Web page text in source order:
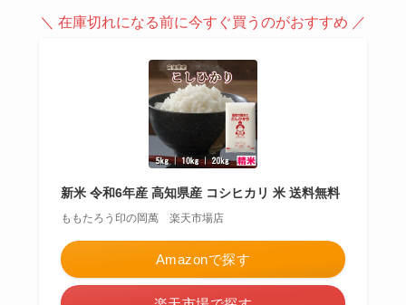
＼ 在庫切れになる前に今すぐ買うのがおすすめ ／
新米 令和6年産 高知県産 コシヒカリ 米 送料無料
ももたろう印の岡萬 楽天市場店
Amazonで探す